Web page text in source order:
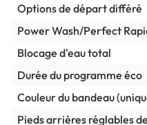
Options de départ différé
Power Wash/Perfect
Blocage d'eau total
Durée du programme éco
Couleur du bandeau
Pieds arrières réglables